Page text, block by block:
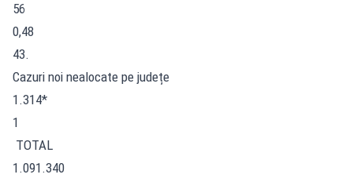
56
0,48
43.
Cazuri noi nealocate pe județe
1.314*
1
TOTAL
1.091.340